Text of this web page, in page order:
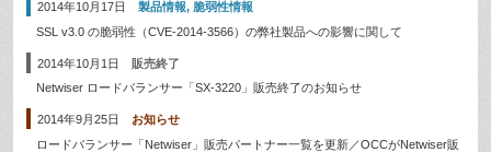
2014年10月17日 製品情報, 脆弱性情報
SSL v3.0 の脆弱性（CVE-2014-3566）の弊社製品への影響に関して
2014年10月1日
販売終了
Netwiser ロードバランサー「SX-3220」販売終了のお知らせ
2014年9月25日
お知らせ
ロードバランサー「Netwiser」販売パートナー一覧を更新／OCCがNetwiser販